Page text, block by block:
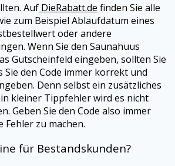
Auf DieRabatt.de finden Sie alle
zum Beispiel Ablaufdatum eines
oder andere
Wenn Sie den Saunahuus
Gutscheinfeld eingeben, sollten Sie
Sie den Code immer korrekt und
Denn selbst ein zusätzliches
kleiner Tippfehler wird es nicht
Geben Sie den Code also immer
zu machen.
für Bestandskunden?